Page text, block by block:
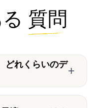
質問
どれくらいのデ+